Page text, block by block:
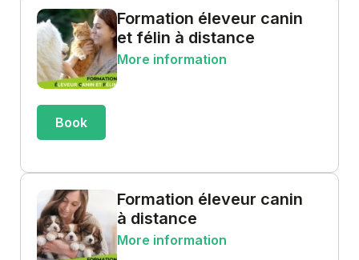
Formation éleveur canin
et félin à distance
More information
Book
Formation éleveur canin
à distance
More information